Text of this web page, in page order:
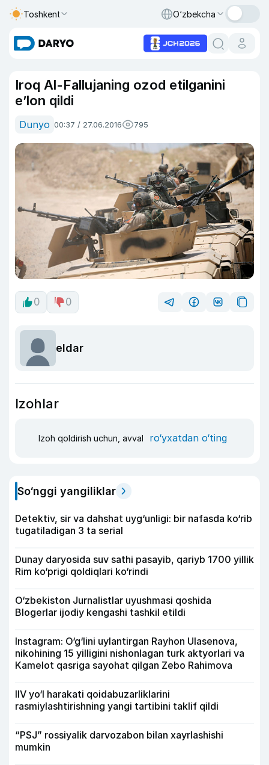
Toshkent O‘zbekcha
Iroq Al-Fallujaning ozod etilganini
e’lon qildi
Dunyo 00:37 / 27.06.2016 795
0 0
eldar
Izohlar
Izoh qoldirish uchun, avval ro‘yxatdan o‘ting
So‘nggi yangiliklar
Detektiv, sir va dahshat uyg‘unligi: bir nafasda ko‘rib
tugatiladigan 3 ta serial
Dunay daryosida suv sathi pasayib, qariyb 1700 yillik
Rim ko‘prigi qoldiqlari ko‘rindi
O‘zbekiston Jurnalistlar uyushmasi qoshida
Blogerlar ijodiy kengashi tashkil etildi
Instagram: O‘g‘lini uylantirgan Rayhon Ulasenova,
nikohining 15 yilligini nishonlagan turk aktyorlari va
Kamelot qasriga sayohat qilgan Zebo Rahimova
IIV yo‘l harakati qoidabuzarliklarini
rasmiylashtirishning yangi tartibini taklif qildi
“PSJ” rossiyalik darvozabon bilan xayrlashishi
mumkin